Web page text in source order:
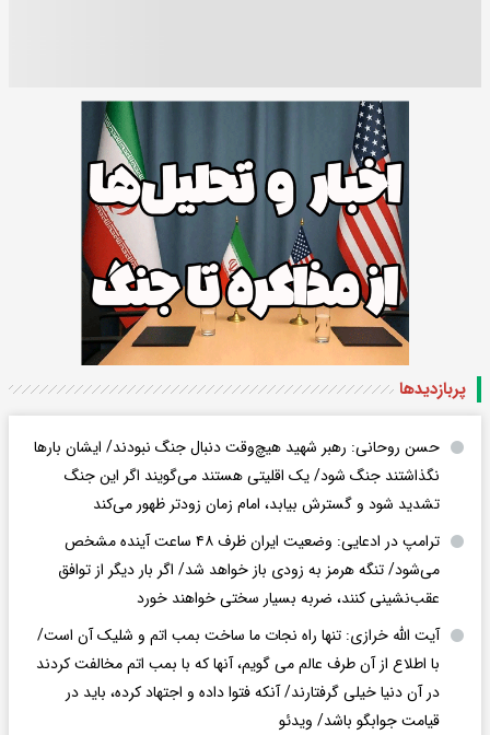
پربازدید‌ها
حسن روحانی: رهبر شهید هیچ‌وقت دنبال جنگ نبودند/ ایشان بارها
نگذاشتند جنگ شود/ یک اقلیتی هستند می‌گویند اگر این جنگ
تشدید شود و گسترش بیابد، امام زمان زودتر ظهور می‌کند
ترامپ در ادعایی: وضعیت ایران ظرف ۴۸ ساعت آینده مشخص
می‌شود/ تنگه هرمز به زودی باز خواهد شد/ اگر بار دیگر از توافق
عقب‌نشینی کنند، ضربه بسیار سختی خواهند خورد
آیت الله خرازی: تنها راه نجات ما ساخت بمب اتم و شلیک آن است/
با اطلاع از آن طرف عالم می گویم، آنها که با بمب اتم مخالفت کردند
در آن دنیا خیلی گرفتارند/ آنکه فتوا داده و اجتهاد کرده، باید در
قیامت جوابگو باشد/ ویدئو